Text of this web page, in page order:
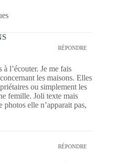
RÉPONDRE
à l’écouter. Je me fais
les maisons. Elles
ou simplement les
femille. Joli texte mais
photos elle n’apparait pas,
RÉPONDRE